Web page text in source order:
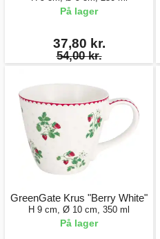
På lager
37,80 kr.
54,00 kr.
GreenGate Krus "Berry White"
H 9 cm, Ø 10 cm, 350 ml
På lager